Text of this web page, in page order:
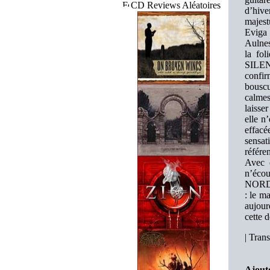
CD Reviews Aléatoires
Eviga
la
elle
Avec
: le
cette
|